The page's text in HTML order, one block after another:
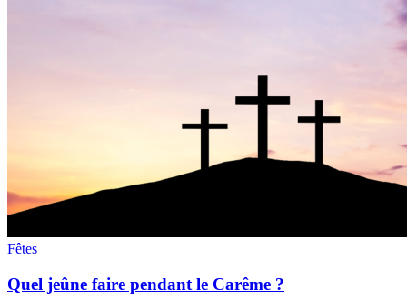
Fêtes
Quel jeûne faire pendant le Carême ?